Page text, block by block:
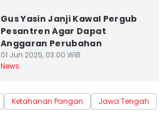
Gus Yasin Janji Kawal Pergub
Pesantren Agar Dapat
Anggaran Perubahan
01 Jun 2025, 03:00 WIB
News
Ketahanan Pangan
Jawa Tengah